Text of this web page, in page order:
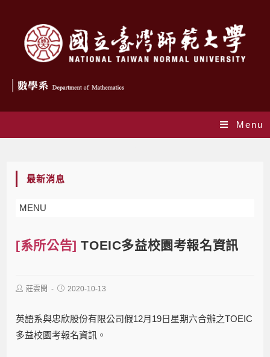
Menu
最新消息
MENU
[系所公告]TOEIC多益校園考報名資訊
莊雲閔 2020-10-13
英語系與忠欣股份有限公司假12月19日星期六合辦之TOEIC
多益校園考報名資訊。